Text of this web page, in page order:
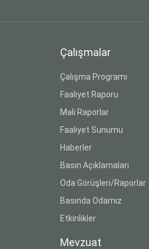
Çalışmalar
Çalışma Programı
Faaliyet Raporu
Mali Raporlar
Faaliyet Sunumu
Haberler
Basın Açıklamaları
Oda Görüşleri/Raporlar
Basında Odamız
Etkinlikler
Mevzuat